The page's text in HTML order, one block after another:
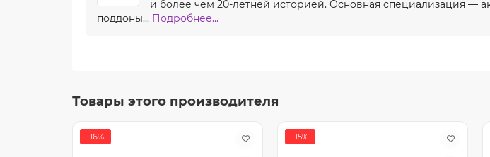
и более чем 20-летней историей. Основная специализация —
поддоны... Подробнее...
Товары этого производителя
-16% -15%